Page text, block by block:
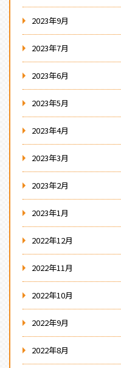
2023年9月
2023年7月
2023年6月
2023年5月
2023年4月
2023年3月
2023年2月
2023年1月
2022年12月
2022年11月
2022年10月
2022年9月
2022年8月